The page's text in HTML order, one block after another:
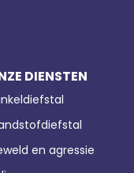
DIENSTEN
en agressie